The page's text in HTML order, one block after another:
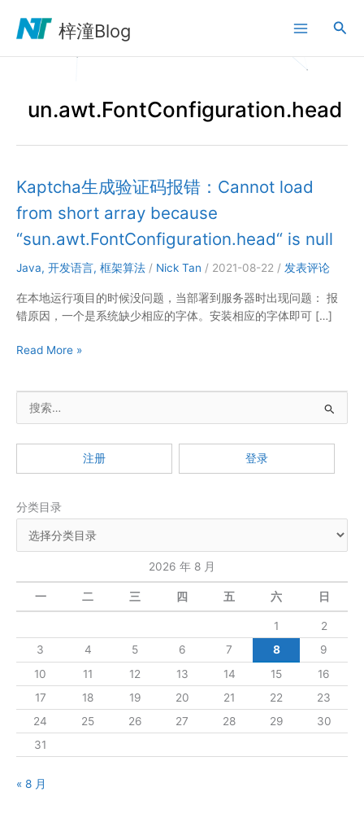
梓潼Blog
搜
un.awt.FontConfiguration.head
Kaptcha生成验证码报错：Cannot load
from short array because
“sun.awt.FontConfiguration.head“ is null
Java, 开发语言, 框架算法 / Nick Tan / 2021-08-22 / 发表评论
在本地运行项目的时候没问题，当部署到服务器时出现问题： 报
错原因，一个是系统缺少相应的字体。安装相应的字体即可 […]
Kaptcha
证
错：
load
from
because
“sun.awt.FontConfiguration.head“
null
Read More »
索
：
注册
登录
分类目录
2026 年 8 月
一 二 三 四 五 六 日
1
2
3
4 5 6 7 8
9
10
11 12 13 14 15
16
17
18 19 20 21 22
23
24
25 26 27 28 29
30
31
« 8 月